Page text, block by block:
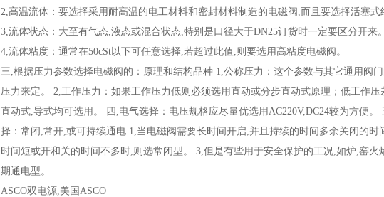
2,高温流体：要选择采用耐高温的电工材料和密封材料制造的电磁阀,而且要选择活塞式
3,流体状态：大至有气态,液态或混合状态,特别是口径大于DN25订货时一定要区分开来。
4,流体粘度：通常在50cSt以下可任意选择,若超过此值,则要选用高粘度电磁阀。
三,根据压力参数选择电磁阀的：原理和结构品种 1,公称压力：这个参数与其它通用阀
压力来定。 2,工作压力：如果工作压力低则必须选用直动或分步直动式原理；低工作压
直动式,导式均可选用。 四,电气选择：电压规格应尽量优选用AC220V,DC24较为方便
择：常闭,常开,或可持续通电 1,当电磁阀需要长时间开启,并且持续的时间多余关闭的时
时间短或开和关的时间不多时,则选常闭型。 3,但是有些用于安全保护的工况,如炉,窑火
期通电型。
ASCO双电源,美国ASCO